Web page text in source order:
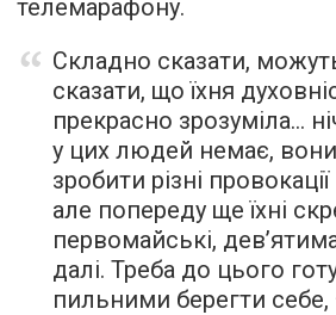
телемарафону.
Складно сказати,
сказати, що їхня
прекрасно зрозуміла…
у цих людей немає,
зробити різні
але попереду ще їхні
первомайські,
далі. Треба до цього
пильними берегти себе,